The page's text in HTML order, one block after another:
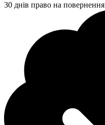
30 днів право на повернення